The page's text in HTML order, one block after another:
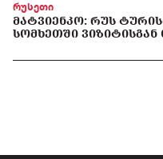
რუსეთი
ᲛᲐᲢᲕᲘᲔᲜᲙᲝ: ᲠᲣᲡ
ᲡᲝᲛᲮᲔᲗᲨᲘ ᲕᲘᲖᲘᲢᲘᲡᲒᲐᲜ